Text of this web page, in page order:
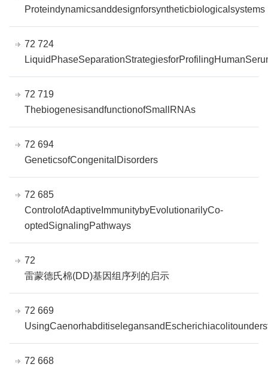
Proteindynamicsanddesignforsyntheticbiologicalsystems
72 724
72 719
ThebiogenesisandfunctionofSmallRNAs
72 694
GeneticsofCongenitalDisorders
72 685
ControlofAdaptiveImmunitybyEvolutionarilyCo-
optedSignalingPathways
72
雷蒙德氏棉(DD)基因组序列的启示
72 669
72 668